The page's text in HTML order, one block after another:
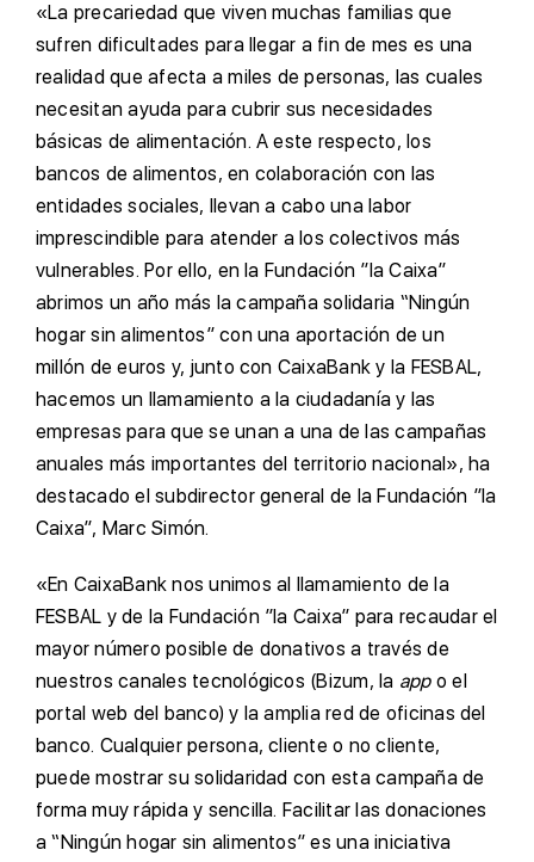
«La precariedad que viven muchas familias que
sufren dificultades para llegar a fin de mes es una
realidad que afecta a miles de personas, las cuales
necesitan ayuda para cubrir sus necesidades
básicas de alimentación. A este respecto, los
bancos de alimentos, en colaboración con las
entidades sociales, llevan a cabo una labor
imprescindible para atender a los colectivos más
vulnerables. Por ello, en la Fundación ”la Caixa”
abrimos un año más la campaña solidaria “Ningún
hogar sin alimentos” con una aportación de un
millón de euros y, junto con CaixaBank y la FESBAL,
hacemos un llamamiento a la ciudadanía y las
empresas para que se unan a una de las campañas
anuales más importantes del territorio nacional», ha
destacado el subdirector general de la Fundación ”la
Caixa”, Marc Simón.
«En CaixaBank nos unimos al llamamiento de la
FESBAL y de la Fundación ”la Caixa” para recaudar el
mayor número posible de donativos a través de
nuestros canales tecnológicos (Bizum, la appo el
portal web del banco) y la amplia red de oficinas del
banco. Cualquier persona, cliente o no cliente,
puede mostrar su solidaridad con esta campaña de
forma muy rápida y sencilla. Facilitar las donaciones
a “Ningún hogar sin alimentos” es una iniciativa